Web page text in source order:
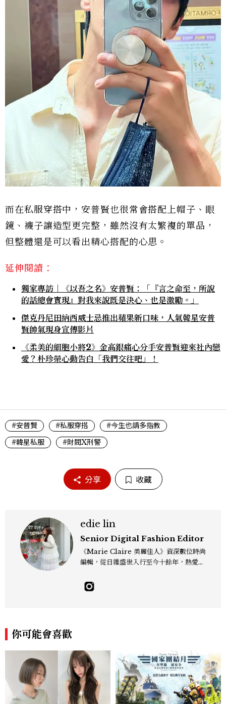
而在私服穿搭中，安普賢也很常會搭配上帽子、眼
鏡、襪子讓造型更完整，雖然沒有太繁複的單品，
但整體還是可以看出精心搭配的心思。
延伸閱讀：
獨家專訪｜《以吾之名》安普賢：「『言之命至，所說
的話總會實現』對我來說既是決心、也是激勵。」
傑克丹尼田納西威士忌推出蘋果新口味，人氣韓星安普
賢帥氣現身宣傳影片
《柔美的細胞小將2》金高銀痛心分手安普賢迎來社內戀
愛？朴珍榮心動告白「我們交往吧」！
#安普賢 #私服穿搭
#今生也請多指教
#韓星私服
#財閥X刑警
分享 收藏
edie lin
Senior Digital Fashion Editor
《Marie Claire 美麗佳人》資深數位時尚
編輯，從日雜盛世入行至今十餘年，熱愛服
研究，還有點天秤座一眼看穿「這會紅」的
美感本能，更擅長把流行轉化成讀者真正用
你可能會喜歡